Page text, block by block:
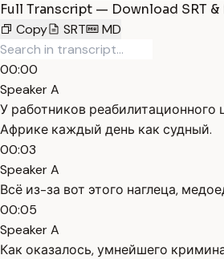
Full Transcript — Download SRT &
Copy
SRT MD
00:00
Speaker A
У работников
Африке каждый день как судный.
00:03
Speaker A
Всё из-за вот этого наглеца,
00:05
Speaker A
Как оказалось, умнейшего